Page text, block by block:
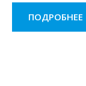
ПОДРОБНЕЕ